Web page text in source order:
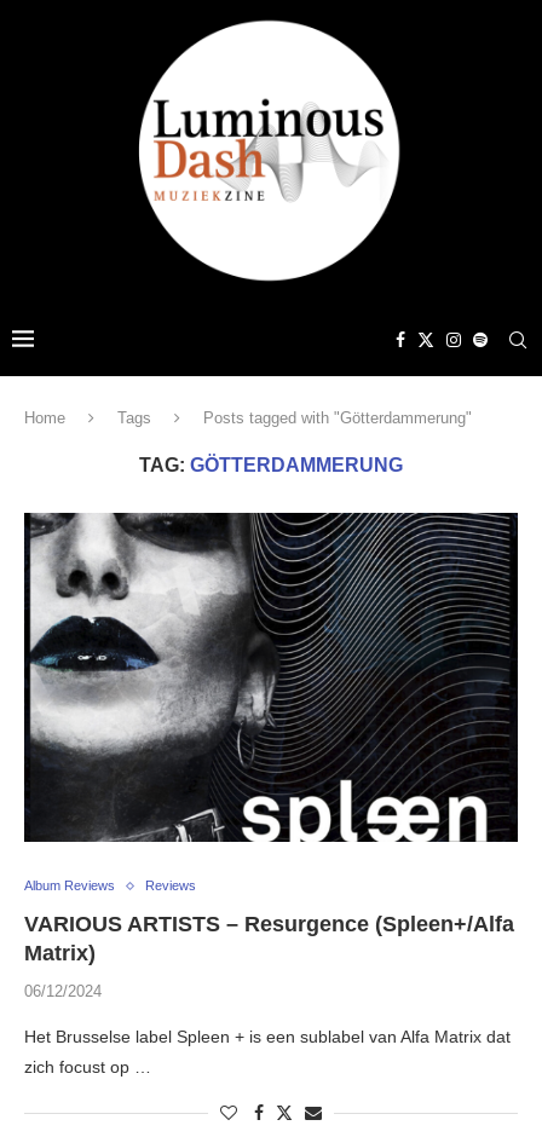
Home Tags Posts tagged with "Götterdammerung"
TAG: GÖTTERDAMMERUNG
Album Reviews Reviews
VARIOUS ARTISTS – Resurgence (Spleen+/Alfa
Matrix)
06/12/2024
Het Brusselse label Spleen + is een sublabel van Alfa Matrix dat
zich focust op …